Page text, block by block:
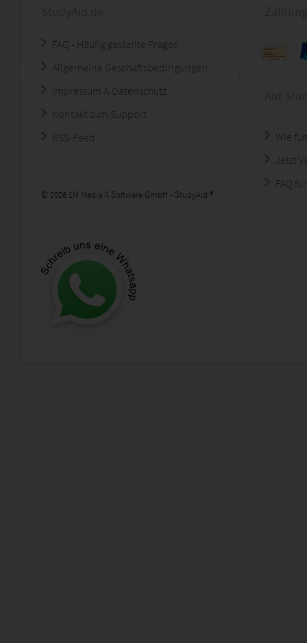
FAQ - Häufig gestellte Fragen
Allgemeine Geschäftsbedingungen
Impressum & Datenschutz
Kontakt zum Support
RSS-Feed
© 2026 1M Media & Software GmbH - StudyAid ®
Wie
Jetzt
FAQ